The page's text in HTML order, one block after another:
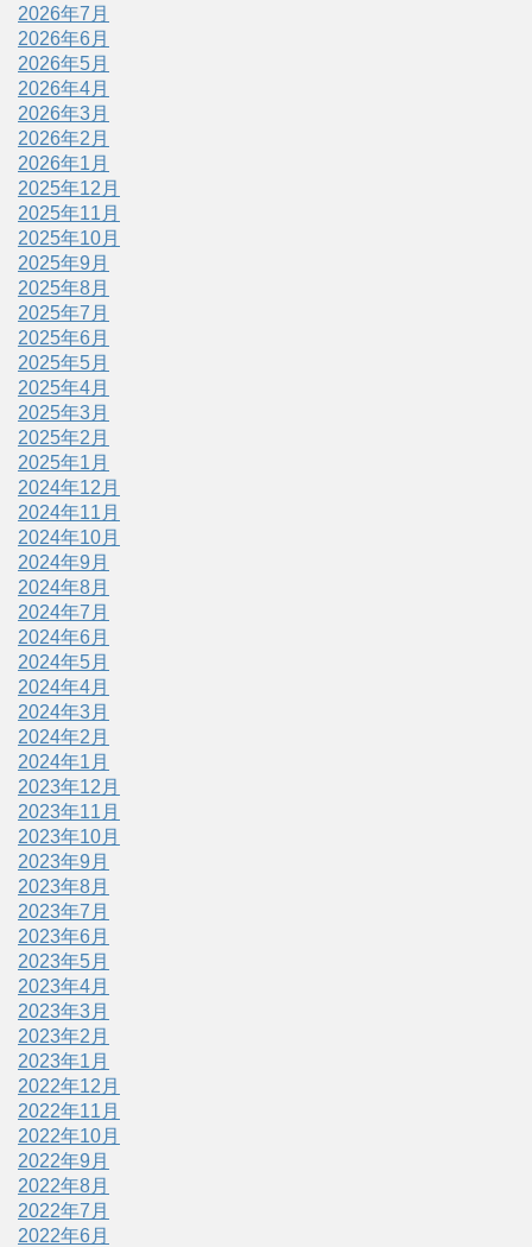
2026年7月
2026年6月
2026年5月
2026年4月
2026年3月
2026年2月
2026年1月
2025年12月
2025年11月
2025年10月
2025年9月
2025年8月
2025年7月
2025年6月
2025年5月
2025年4月
2025年3月
2025年2月
2025年1月
2024年12月
2024年11月
2024年10月
2024年9月
2024年8月
2024年7月
2024年6月
2024年5月
2024年4月
2024年3月
2024年2月
2024年1月
2023年12月
2023年11月
2023年10月
2023年9月
2023年8月
2023年7月
2023年6月
2023年5月
2023年4月
2023年3月
2023年2月
2023年1月
2022年12月
2022年11月
2022年10月
2022年9月
2022年8月
2022年7月
2022年6月